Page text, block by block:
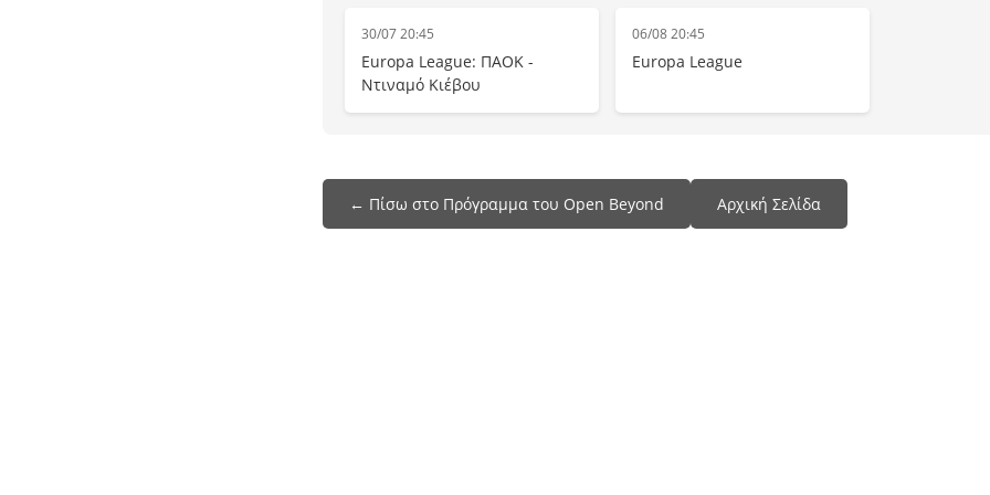
30/07 20:45
Europa League: ΠΑΟΚ -
Ντιναμό Κιέβου
06/08 20:45
Europa League
← Πίσω στο Πρόγραμμα του Open Beyond Αρχική Σελίδα